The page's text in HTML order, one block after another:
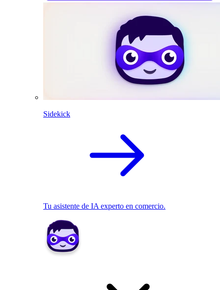
Sidekick
Tu asistente de IA experto en comercio.